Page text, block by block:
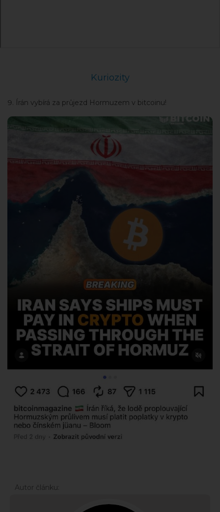
Kuriozity
Írán vybírá za průjezd Hormuzem v bitcoinu!
Autor článku: